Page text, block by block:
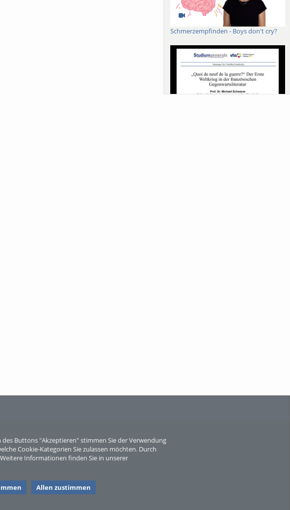
Buttons "Akzeptieren" stimmen Sie der Verwendung
Cookie-Kategorien Sie zulassen möchten. Durch
Informationen finden Sie in unserer
Allen zustimmen
Schmerzempfinden - Boys don't cry?